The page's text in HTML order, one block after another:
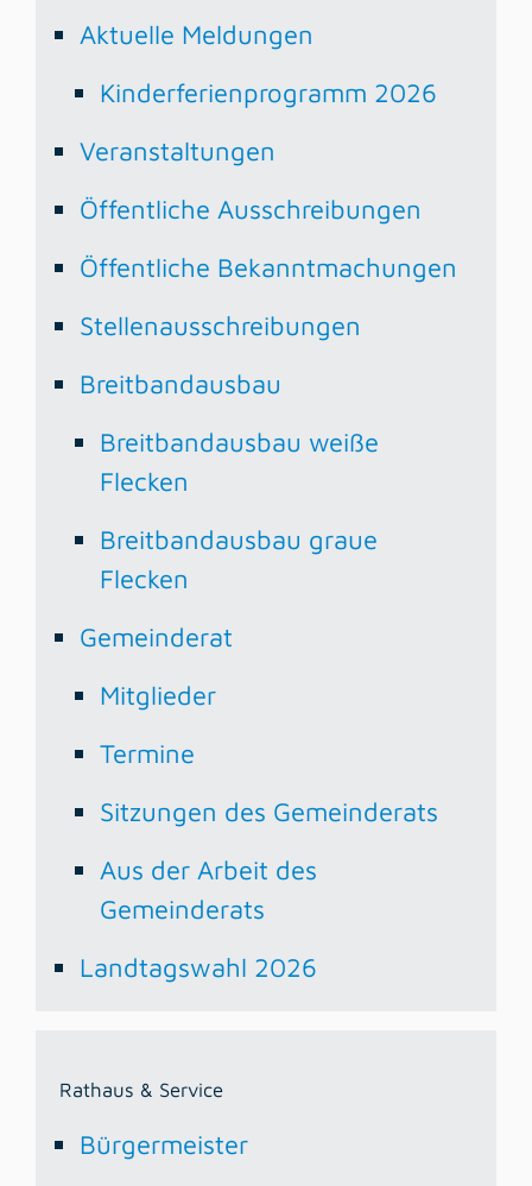
Aktuelle Meldungen
Kinderferienprogramm 2026
Veranstaltungen
Öffentliche Ausschreibungen
Öffentliche Bekanntmachungen
Stellenausschreibungen
Breitbandausbau
Breitbandausbau weiße
Flecken
Breitbandausbau graue
Flecken
Gemeinderat
Mitglieder
Termine
Sitzungen des Gemeinderats
Aus der Arbeit des
Gemeinderats
Landtagswahl 2026
Rathaus & Service
Bürgermeister